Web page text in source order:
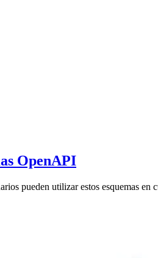
OpenAPI
pueden utilizar estos esquemas